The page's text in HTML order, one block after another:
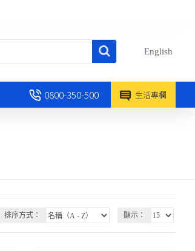
English
0800-350-500 生活專欄
排序方式： 顯示：